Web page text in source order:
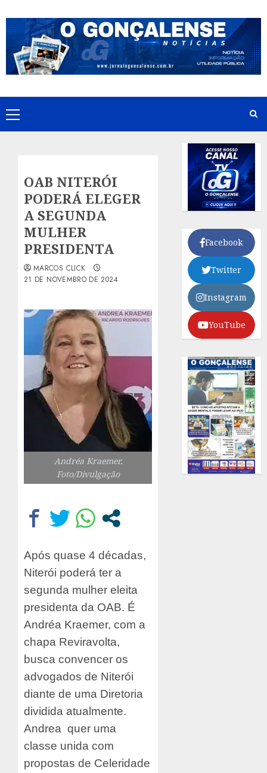
to
content
Primary
Menu
OAB NITERÓI
PODERÁ ELEGER
A SEGUNDA
MULHER
PRESIDENTA
MARCOS CLICK
21 DE NOVEMBRO DE 2024
Andréa Kraemer.
Foto/Divulgação
Após quase 4 décadas,
Niterói poderá ter a
segunda mulher eleita
presidenta da OAB. É
Andréa Kraemer, com a
chapa Reviravolta,
busca convencer os
advogados de Niterói
diante de uma Diretoria
dividida atualmente.
Andrea quer uma
classe unida com
propostas de Celeridade
Facebook
Twitter
Instagram
YouTube